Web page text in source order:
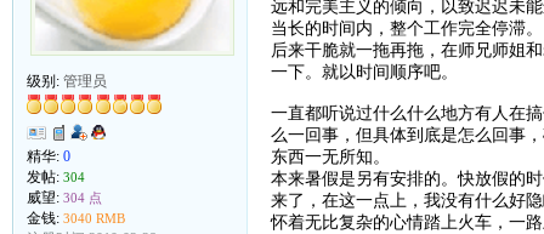
级别: 管理员
精华: 0
发帖: 304
威望: 304 点
金钱: 3040 RMB
远和完美主义的倾向，以致迟迟未
当长的时间内，整个工作完全停滞。
后来干脆就一拖再拖，在师兄师姐
一下。就以时间顺序吧。
一直都听说过什么什么地方有人在
么一回事，但具体到底是怎么回事
东西一无所知。
本来暑假是另有安排的。快放假的
来了，在这一点上，我没有什么好
怀着无比复杂的心情踏上火车，一